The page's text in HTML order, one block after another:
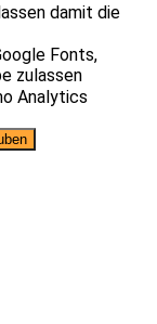
damit die
Fonts,
zulassen
Analytics